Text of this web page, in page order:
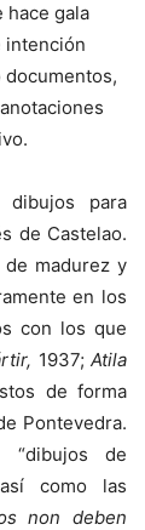
hace gala
intención
documentos,
dibujos para
de Castelao.
madurez y
en los
con los que
1937; Atila
de forma
Pontevedra.
“dibujos de
como las
non deben